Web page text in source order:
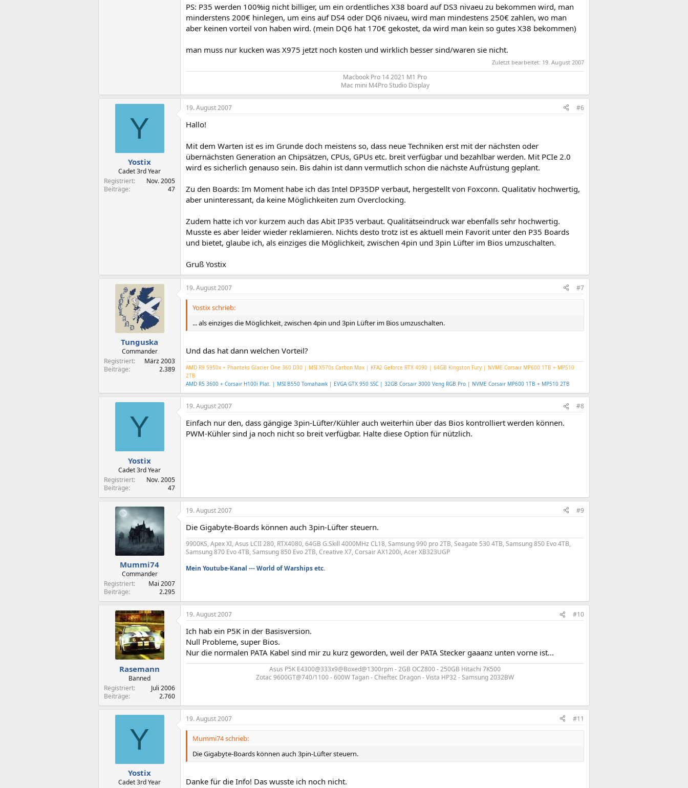
PS: P35 werden 100%ig nicht billiger, um ein ordentliches X38 board auf DS3 nivaeu zu bekommen wird, man
minderstens 200€ hinlegen, um eins auf DS4 oder DQ6 nivaeu, wird man mindestens 250€ zahlen, wo man
aber keinen vorteil von haben wird. (mein DQ6 hat 170€ gekostet, da wird man kein so gutes X38 bekommen)
man muss nur kucken was X975 jetzt noch kosten und wirklich besser sind/waren sie nicht.
Zuletzt bearbeitet: 19. August 2007
Macbook Pro 14 2021 M1 Pro
Mac mini M4Pro Studio Display​
Y
Yostix
Cadet 3rd Year
Registriert
Nov. 2005
Beiträge
47
19. August 2007 #6
Hallo!
Mit dem Warten ist es im Grunde doch meistens so, dass neue Techniken erst mit der nächsten oder
übernächsten Generation an Chipsätzen, CPUs, GPUs etc. breit verfügbar und bezahlbar werden. Mit PCIe 2.0
wird es sicherlich genauso sein. Bis dahin ist dann vermutlich schon die nächste Aufrüstung geplant.
Zu den Boards: Im Moment habe ich das Intel DP35DP verbaut, hergestellt von Foxconn. Qualitativ hochwertig,
aber uninteressant, da keine Möglichkeiten zum Overclocking.
Zudem hatte ich vor kurzem auch das Abit IP35 verbaut. Qualitätseindruck war ebenfalls sehr hochwertig.
Musste es aber leider wieder reklamieren. Nichts desto trotz ist es aktuell mein Favorit unter den P35 Boards
und bietet, glaube ich, als einziges die Möglichkeit, zwischen 4pin und 3pin Lüfter im Bios umzuschalten.
Gruß Yostix
Tunguska
Commander
Registriert
März 2003
Beiträge
2.389
19. August 2007 #7
Yostix schrieb:
... als einziges die Möglichkeit, zwischen 4pin und 3pin Lüfter im Bios umzuschalten.
Und das hat dann welchen Vorteil?
AMD R9 5950x + Phanteks Glacier One 360 D30 | MSI X570s Carbon Max | KFA2 Geforce RTX 4090 | 64GB Kingston Fury | NVME Corsair MP600 1TB + MP510
2TB
AMD R5 3600 + Corsair H100i Plat. | MSI B550 Tomahawk | EVGA GTX 950 SSC | 32GB Corsair 3000 Veng RGB Pro | NVME Corsair MP600 1TB + MP510 2TB
Y
Yostix
Cadet 3rd Year
Registriert
Nov. 2005
Beiträge
47
19. August 2007 #8
Einfach nur den, dass gängige 3pin-Lüfter/Kühler auch weiterhin über das Bios kontrolliert werden können.
PWM-Kühler sind ja noch nicht so breit verfügbar. Halte diese Option für nützlich.
Mummi74
Commander
Registriert
Mai 2007
Beiträge
2.295
19. August 2007 #9
Die Gigabyte-Boards können auch 3pin-Lüfter steuern.
9900KS, Apex XI, Asus LCII 280, RTX4080, 64GB G.Skill 4000MHz CL18, Samsung 990 pro 2TB, Seagate 530 4TB, Samsung 850 Evo 4TB,
Samsung 870 Evo 4TB, Samsung 850 Evo 2TB, Creative X7, Corsair AX1200i, Acer XB323UGP
Mein Youtube-Kanal --- World of Warships etc.
Rasemann
Banned
Registriert
Juli 2006
Beiträge
2.760
19. August 2007 #10
Ich hab ein P5K in der Basisversion.
Null Probleme, super Bios.
Nur die normalen PATA Kabel sind mir zu kurz geworden, weil der PATA Stecker gaaanz unten vorne ist...
Asus P5K E4300@333x9@Boxed@1300rpm - 2GB OCZ800 - 250GB Hitachi 7K500
Zotac 9600GT@740/1100 - 600W Tagan - Chieftec Dragon - Vista HP32 - Samsung 2032BW​
Y
Yostix
Cadet 3rd Year
19. August 2007 #11
Mummi74 schrieb:
Die Gigabyte-Boards können auch 3pin-Lüfter steuern.
Danke für die Info! Das wusste ich noch nicht.